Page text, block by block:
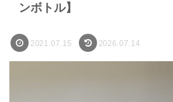
ンボトル】
2021.07.15 2026.07.14